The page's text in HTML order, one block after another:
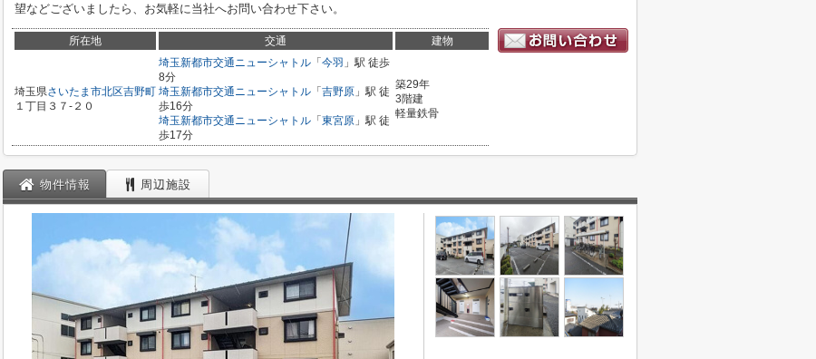
望などございましたら、お気軽に当社へお問い合わせ下さい。
所在地 交通 建物
埼玉県さいたま市北区吉野町
１丁目３７-２０
埼玉新都市交通ニューシャトル 「 今羽 」駅 徒歩
8分
埼玉新都市交通ニューシャトル 「 吉野原 」駅 徒
歩16分
埼玉新都市交通ニューシャトル 「 東宮原 」駅 徒
歩17分
築29年
3階建
軽量鉄骨
物件情報 周辺施設